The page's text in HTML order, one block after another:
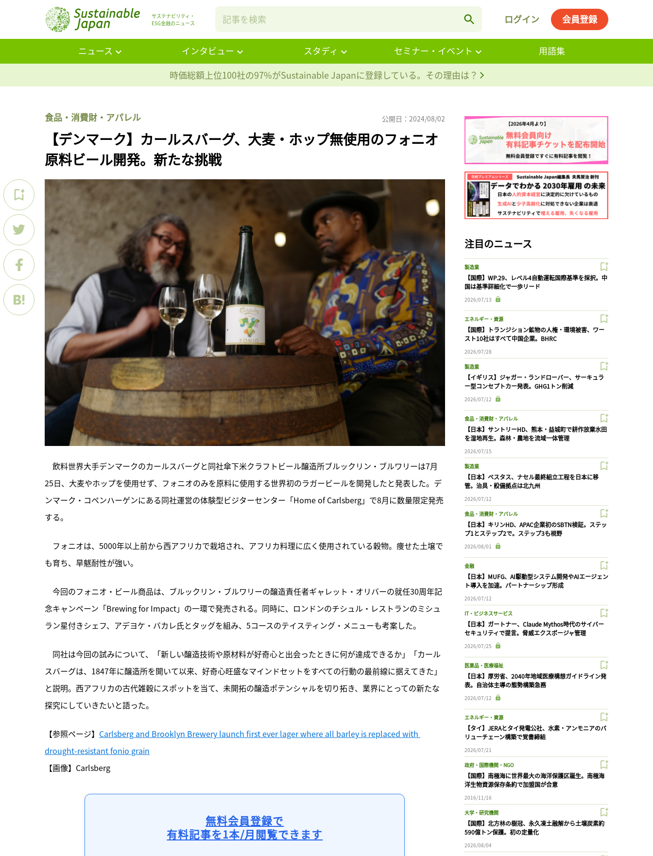
サステナビリティ・
ESG金融のニュース
ログイン 会員登録
ニュース インタビュー スタディ セミナー・イベント
用語集
時価総額上位100社の97%がSustainable Japanに登録している。その理由は？
食品・消費財・アパレル 公開日：2024/08/02
【デンマーク】カールスバーグ、大麦・ホップ無使用のフォニオ
原料ビール開発。新たな挑戦
飲料世界大手デンマークのカールスバーグと同社傘下米クラフトビール醸造所ブルックリン・ブルワリーは7月
25日、大麦やホップを使用せず、フォニオのみを原料に使用する世界初のラガービールを開発したと発表した。デ
ンマーク・コペンハーゲンにある同社運営の体験型ビジターセンター「Home of Carlsberg」で8月に数量限定発売
する。
フォニオは、 5000年以上前から西アフリカで栽培され、アフリカ料理に広く使用されている穀物。痩せた土壌で
も育ち、旱魃耐性が強い。
今回のフォニオ・ビール商品は、ブルックリン・ブルワリーの醸造責任者ギャレット・オリバーの就任30周年記
念キャンペーン「Brewing for Impact」の一環で発売される。同時に、ロンドンのチシュル・レストランのミシュ
ラン星付きシェフ、アデヨケ・バカレ氏とタッグを組み、5コースのテイスティング・メニューも考案した。
同社は今回の試みについて、「新しい醸造技術や原材料が好奇心と出会ったときに何が達成できるか」「カール
スバーグは、1847年に醸造所を開いて以来、好奇心旺盛なマインドセットをすべての行動の最前線に据えてきた」
と説明。西アフリカの古代雑穀にスポットを当て、未開拓の醸造ポテンシャルを切り拓き、業界にとっての新たな
探究にしていきたいと語った。
【参照ページ】 Carlsberg and Brooklyn Brewery launch first ever lager where all barley is replaced with
drought-resistant fonio grain
【画像】Carlsberg
無料会員登録で
有料記事を1本/月閲覧できます
注目のニュース
製造業
【国際】WP.29、レベル4自動運転国際基準を採択。中
国は基準詳細化で一歩リード
2026/07/13
エネルギー・資源
【国際】トランジション鉱物の人権・環境被害、ワー
スト10社はすべて中国企業。BHRC
2026/07/28
製造業
【イギリス】ジャガー・ランドローバー、サーキュラ
ー型コンセプトカー発表。GHG1トン削減
2026/07/12
食品・消費財・アパレル
【日本】サントリーHD、熊本・益城町で耕作放棄水田
を湿地再生。森林・農地を流域一体管理
2026/07/15
製造業
【日本】ベスタス、ナセル最終組立工程を日本に移
管。治具・設備拠点は北九州
2026/07/12
食品・消費財・アパレル
【日本】キリンHD、APAC企業初のSBTN検証。ステッ
プ1とステップ2で。ステップ3も視野
2026/08/01
金融
【日本】MUFG、AI駆動型システム開発やAIエージェン
ト導入を加速。パートナーシップ形成
2026/07/12
IT・ビジネスサービス
【日本】ガートナー、Claude Mythos時代のサイバー
セキュリティで提言。脅威エクスポージャ管理
2026/07/25
医薬品・医療福祉
【日本】厚労省、2040年地域医療構想ガイドライン発
表。自治体主導の態勢構築急務
2026/07/12
エネルギー・資源
【タイ】JERAとタイ発電公社、水素・アンモニアのバ
リューチェーン構築で覚書締結
2026/07/21
政府・国際機関・NGO
【国際】南極海に世界最大の海洋保護区誕生。南極海
洋生物資源保存条約で加盟国が合意
2016/11/16
大学・研究機関
【国際】北方林の樹冠、永久凍土融解から土壌炭素約
590億トン保護。初の定量化
2026/08/04